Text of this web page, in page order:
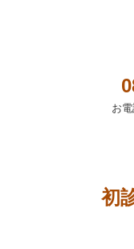
お
初